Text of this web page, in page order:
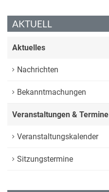
AKTUELL
Aktuelles
Nachrichten
Bekanntmachungen
Veranstaltungen & Termine
Veranstaltungskalender
Sitzungstermine